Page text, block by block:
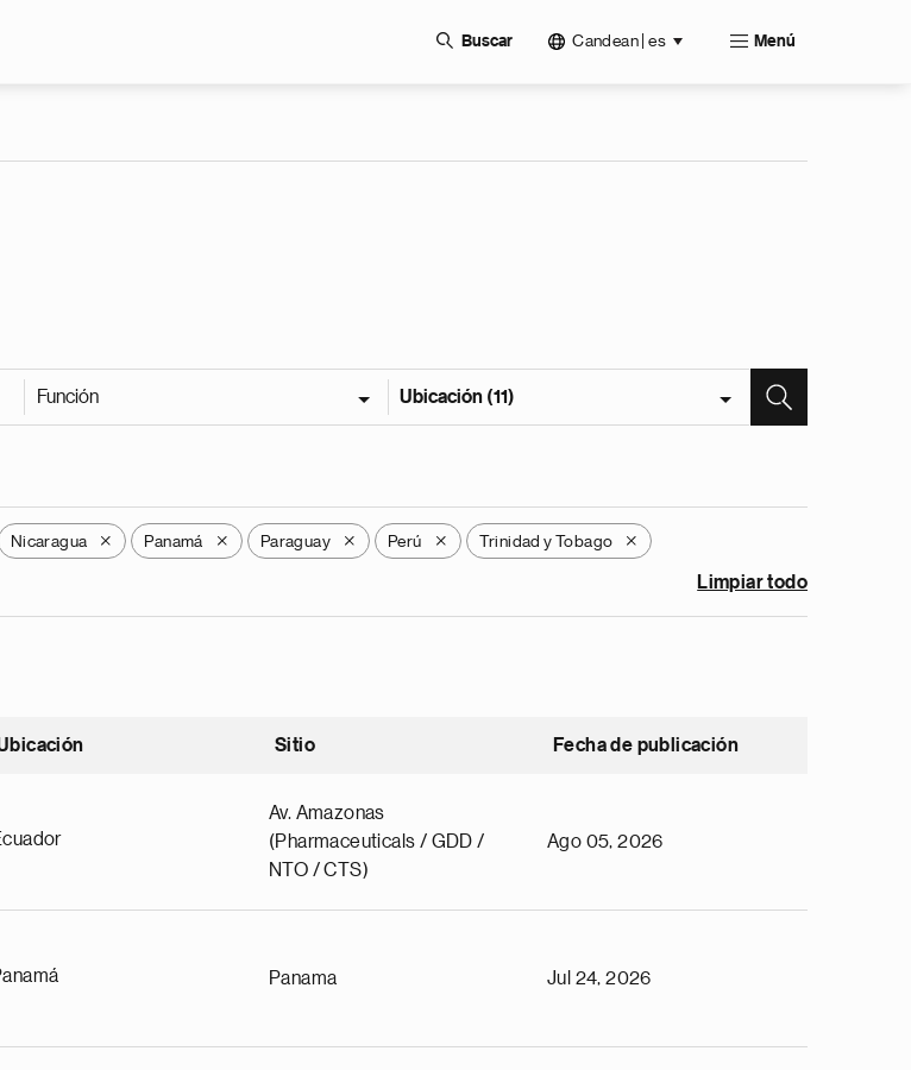
Buscar Candean | es Menú
Función Ubicación (11)
Nicaragua X Panamá X Paraguay X Perú X Trinidad y Tobago X
Limpiar todo
Sitio Fecha de publicación
Av. Amazonas
(Pharmaceuticals / GDD /
NTO / CTS)
Ago 05, 2026
Panama Jul 24, 2026